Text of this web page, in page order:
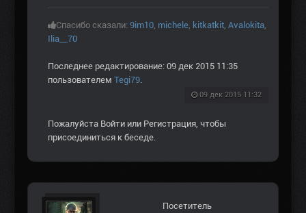
Спасибо сказали: 9im10 michele kitkatkit Avalokita
Ilia__70
Последнее редактирование: 09 дек 2015 11:35
пользователем Tegi79
09 дек 2015 11:32
Пожалуйста Войти или Регистрация , чтобы
присоединиться к беседе.
Посетитель